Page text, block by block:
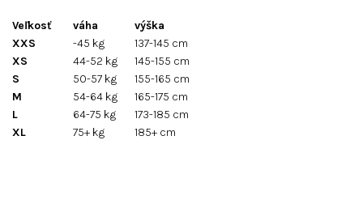
Veľkosť váha
výška
XXS
-45 kg
137-145 cm
XS
44-52 kg
145-155 cm
S
50-57 kg
155-165 cm
M
54-64 kg
165-175 cm
L
64-75 kg
173-185 cm
XL
75+ kg 185+ cm